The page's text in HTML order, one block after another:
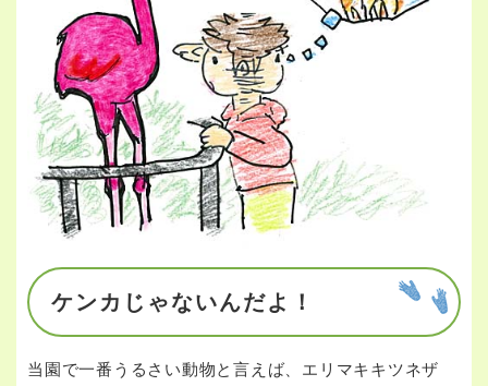
ケンカじゃないんだよ！
当園で一番うるさい動物と言えば、エリマキキツネザ